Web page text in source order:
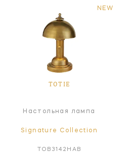
NEW
TOTIE
Настольная лампа
Signature Collection
TOB3142HAB